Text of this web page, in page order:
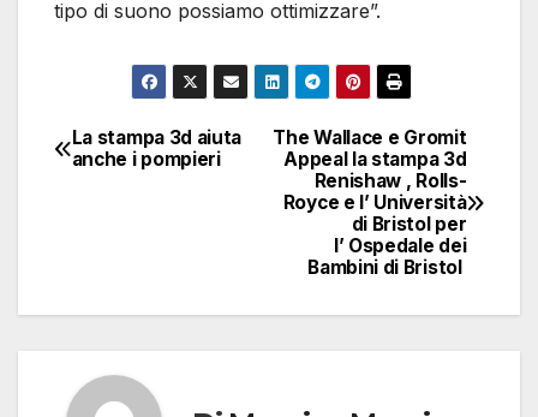
tipo di suono possiamo ottimizzare”.
NavigazioneThe Wallace e Gromit
Appeal la stampa 3d
Renishaw , Rolls-
Royce e l’ Università
di Bristol per
l’ Ospedale dei
Bambini di Bristol
La stampa 3d aiuta
anche i pompieri